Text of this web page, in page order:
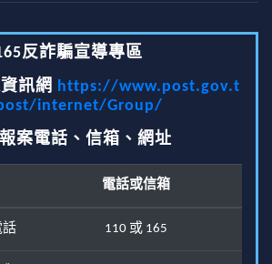
反詐騙宣導專區
訊網 https://www.post.gov.t
internet/Group/
案電話、信箱、網址
電話或信箱
話 110 或 165